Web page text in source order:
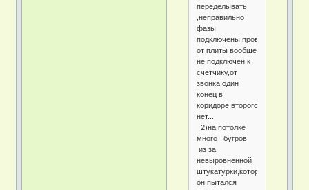
переделывать
,неправильно
фазы
подключены,провод
от плиты вообще
не подключен к
счетчику,от
звонка один
конец в
коридоре,второго
нет....
2)на потолке
много бугров
из за
невыровненной
штукатурки,которые
он пытался